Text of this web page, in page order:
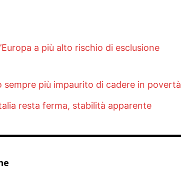
a più alto rischio di esclusione
sempre più impaurito di cadere in povertà
resta ferma, stabilità apparente